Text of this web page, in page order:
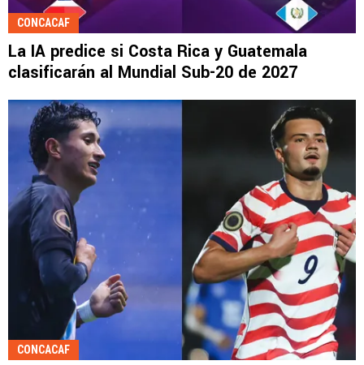
CONCACAF
La IA predice si Costa Rica y Guatemala
clasificarán al Mundial Sub-20 de 2027
CONCACAF